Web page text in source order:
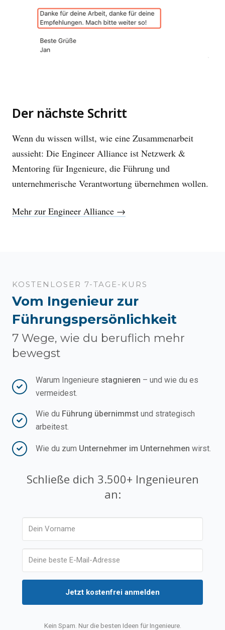
Der nächste Schritt
Wenn du wissen willst, wie eine Zusammenarbeit
aussieht: Die Engineer Alliance ist Netzwerk &
Mentoring für Ingenieure, die Führung und
unternehmerische Verantwortung übernehmen wollen.
Mehr zur Engineer Alliance →
KOSTENLOSER 7-TAGE-KURS
Vom Ingenieur zur
Führungspersönlichkeit
7 Wege, wie du beruflich mehr
bewegst
Warum Ingenieure stagnieren – und wie du es
vermeidest.
Wie du Führung übernimmstund strategisch
arbeitest.
Wie du zum Unternehmer im Unternehmen wirst.
Schließe dich 3.500+ Ingenieuren
an:
Jetzt kostenfrei anmelden
Kein Spam. Nur die besten Ideen für Ingenieure.